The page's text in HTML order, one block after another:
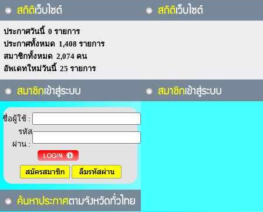
ประกาศวันนี้ 0 รายการ
ประกาศทั้งหมด 1,408 รายการ
สมาชิกทั้งหมด 2,074 คน
อัพเดทใหม่วันนี้ 25 รายการ
ชื่อผู้ใช้ :
รหัส
ผ่าน :